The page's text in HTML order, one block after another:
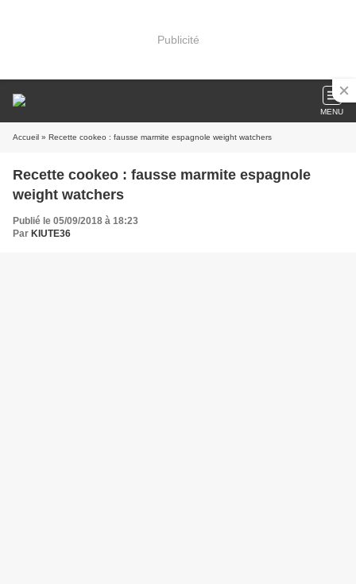
Publicité
MENU
Accueil » Recette cookeo : fausse marmite espagnole weight watchers
Recette cookeo : fausse marmite espagnole
weight watchers
Publié le 05/09/2018 à 18:23
Par KIUTE36